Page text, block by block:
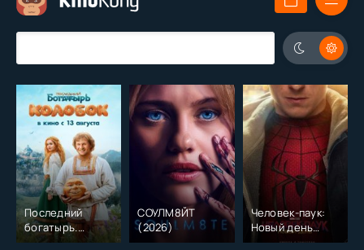
Последний
богатырь.
Колобок (2026)
СОУЛМ8ЙТ
(2026)
Человек-паук:
Новый день
(2026)